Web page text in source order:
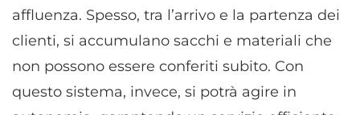
affluenza. Spesso, tra l’arrivo e la partenza dei
clienti, si accumulano sacchi e materiali che
non possono essere conferiti subito. Con
questo sistema, invece, si potrà agire in